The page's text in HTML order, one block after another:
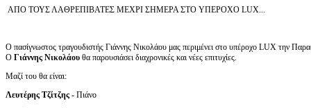
ΑΠΟ ΤΟΥΣ ΛΑΘΡΕΠΙΒΑΤΕΣ ΜΕΧΡΙ ΣΗΜΕΡΑ ΣΤΟ ΥΠΕΡΟΧΟ LUX...
Ο πασίγνωστος τραγουδιστής Γιάννης Νικολάου μας περιμένει στο υπέροχο LUX την
Ο Γιάννης Νικολάου θα παρουσιάσει διαχρονικές και νέες επιτυχίες.
Μαζί του θα είναι:
Λευτέρης Τζίτζης - Πιάνο